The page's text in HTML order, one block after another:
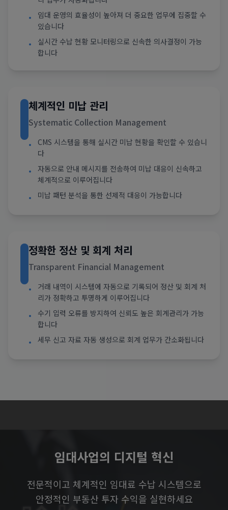
•
임대 운영의 효율성이 높아져 더 중요한 업무에 집중할 수
있습니다
•
실시간 수납 현황 모니터링으로 신속한 의사결정이 가능
합니다
체계적인 미납 관리
Systematic Collection Management
•
CMS 시스템을 통해 실시간 미납 현황을 확인할 수 있습니
다
•
자동으로 안내 메시지를 전송하여 미납 대응이 신속하고
체계적으로 이루어집니다
•
미납 패턴 분석을 통한 선제적 대응이 가능합니다
정확한 정산 및 회계 처리
Transparent Financial Management
•
거래 내역이 시스템에 자동으로 기록되어 정산 및 회계 처
리가 정확하고 투명하게 이루어집니다
•
수기 입력 오류를 방지하여 신뢰도 높은 회계관리가 가능
합니다
•
세무 신고 자료 자동 생성으로 회계 업무가 간소화됩니다
임대사업의 디지털 혁신
전문적이고 체계적인 임대료 수납 시스템으로
안정적인 부동산 투자 수익을 실현하세요